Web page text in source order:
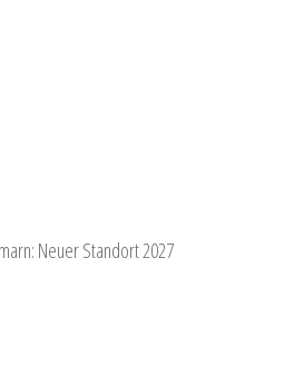
Neuer Standort 2027